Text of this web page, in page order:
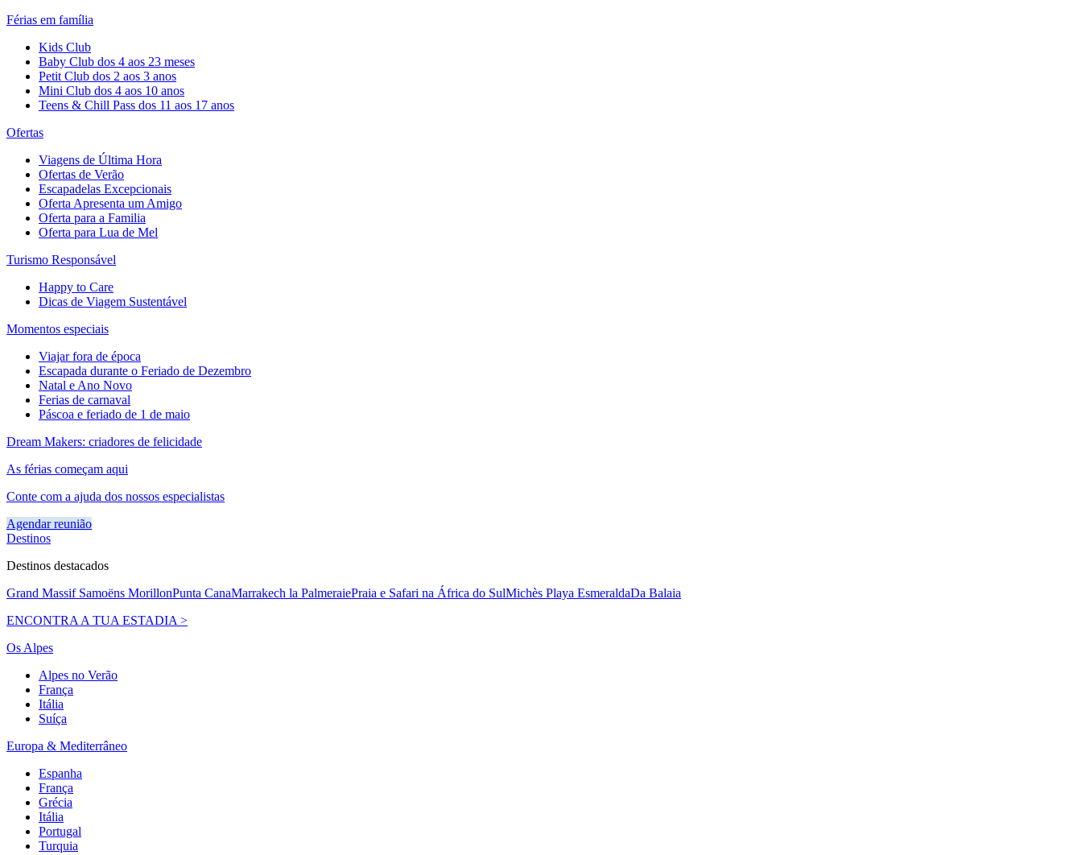
Férias em família
Kids Club
Baby Club dos 4 aos 23 meses
Petit Club dos 2 aos 3 anos
Mini Club dos 4 aos 10 anos
Teens & Chill Pass dos 11 aos 17 anos
Ofertas
Viagens de Última Hora
Ofertas de Verão
Escapadelas Excepcionais
Oferta Apresenta um Amigo
Oferta para a Familia
Oferta para Lua de Mel
Turismo Responsável
Happy to Care
Dicas de Viagem Sustentável
Momentos especiais
Viajar fora de época
Escapada durante o Feriado de Dezembro
Natal e Ano Novo
Ferias de carnaval
Páscoa e feriado de 1 de maio
Dream Makers: criadores de felicidade
As férias começam aqui
Conte com a ajuda dos nossos especialistas
Agendar reunião
Destinos
Destinos destacados
Grand Massif Samoëns MorillonPunta CanaMarrakech la PalmeraiePraia e Safari na África do SulMichès Playa EsmeraldaDa Balaia
ENCONTRA A TUA ESTADIA >
Os Alpes
Alpes no Verão
França
Itália
Suíça
Europa & Mediterrâneo
Espanha
França
Grécia
Itália
Portugal
Turquia